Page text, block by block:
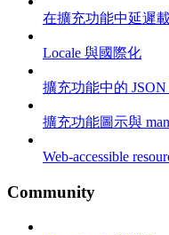
在擴充功能中延遲
Locale 與國際化
擴充功能中的
擴充功能圖示與
Web-accessible
Community